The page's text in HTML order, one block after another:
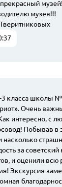
музей!
музея!!!
3 класса школы
Очень
интересно, с
Побывав в
за советский
и оценили всю
Экскурсия